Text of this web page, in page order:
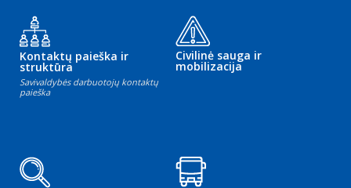
Kontaktų paieška ir
struktūra
Savivaldybės darbuotojų kontaktų
paieška
Civilinė sauga ir
mobilizacija